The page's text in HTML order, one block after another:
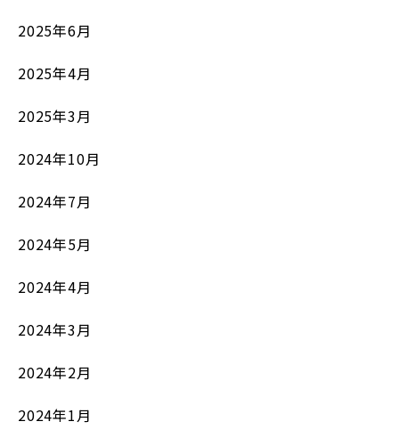
2025年6月
2025年4月
2025年3月
2024年10月
2024年7月
2024年5月
2024年4月
2024年3月
2024年2月
2024年1月